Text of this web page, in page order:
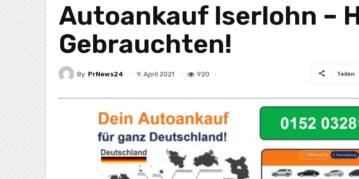
Autoankauf Iserlohn –
Gebrauchten!
By PrNews24 9. April 2021 920 Teilen